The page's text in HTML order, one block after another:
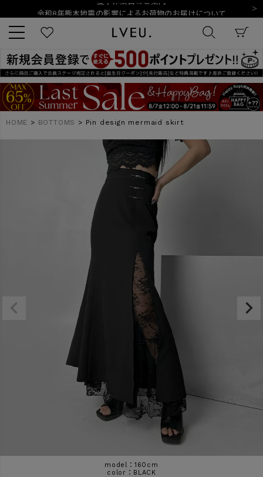
令和8年熊本地震の影響によるお荷物のお届けについて
新規会員登録でもれなく500ポイントプレゼント
令和8年熊本地震の影響によるお荷物のお届けについて
キーワード
商品番号
ORIGINAL
〜
HOME BOTTOMS Pin design mermaid skirt
model：160cm
BLACK